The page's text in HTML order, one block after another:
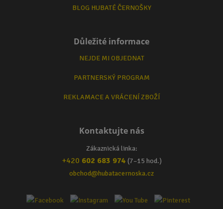
BLOG HUBATÉ ČERNOŠKY
Důležité informace
NEJDE MI OBJEDNAT
PARTNERSKÝ PROGRAM
REKLAMACE A VRÁCENÍ ZBOŽÍ
Kontaktujte nás
Zákaznická linka:
+420 602 683 974 (7–15 hod.)
obchod@hubatacernoska.cz